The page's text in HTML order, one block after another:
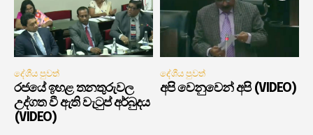
දේශීය පුවත්
රජයේ ඉහළ තනතුරුවල
උද්ගත වී ඇති වැටුප් අර්බුදය
(VIDEO)
දේශීය පුවත්
අපි වෙනුවෙන් අපි (VIDEO)